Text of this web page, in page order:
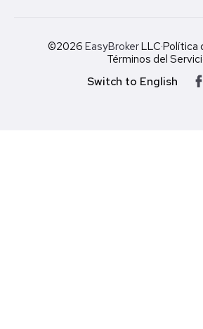
©2026 EasyBrokerLLC·Política
Términos del
Switch to English